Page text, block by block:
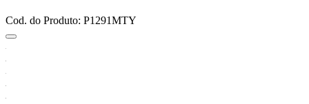
Cod. do Produto: P1291MTY